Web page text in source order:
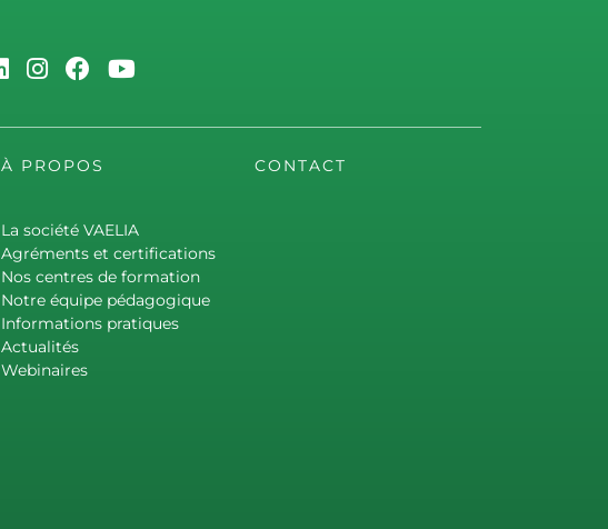
À PROPOS
La société VAELIA
Agréments et certifications
Nos centres de formation
Notre équipe pédagogique
Informations pratiques
Actualités
Webinaires
CONTACT